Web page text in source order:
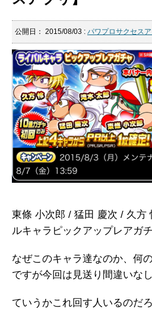
公開日： 2015/08/03 : パワプロサクセスア
東條 小次郎 / 猛田 慶次 / 久方
ルキャラピックアップレアガ
なぜこのキャラ達なのか、何
ですが今回は見送り間違いなし
ていうかこれ回す人いるのだ